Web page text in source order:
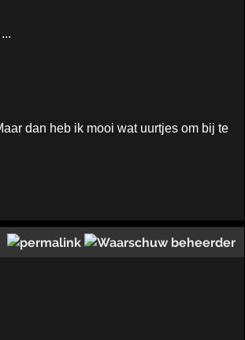
dan heb ik mooi wat uurtjes om bij te